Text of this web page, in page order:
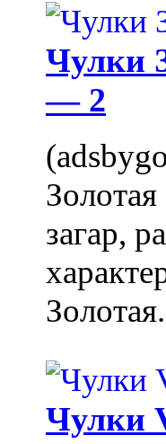
Чулки
— 2
загар,
Чулки